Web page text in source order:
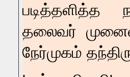
படித்தளித்த
தலைவர்
நேர்முகம்